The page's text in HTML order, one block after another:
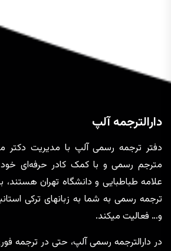
دارالترجمه آلپ
دفتر ترجمه رسمی آلپ با مدیریت دکتر
مترجم رسمی و با کمک کادر حرفه‌ای خود
علامه طباطبایی و دانشگاه تهران هستند،
ترجمه رسمی به شما به زبانهای ترکی
و… فعالیت میکند.
در دارالترجمه رسمی آلپ، حتی در ترجمه‌